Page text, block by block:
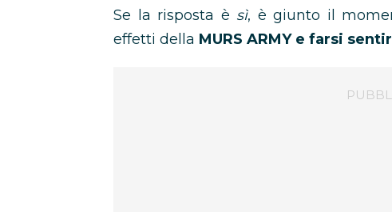
Se la risposta è sì, è giunto il
effetti della MURS ARMY e farsi